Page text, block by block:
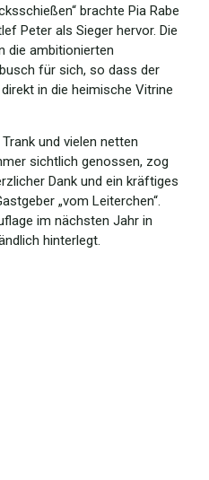
brachte Pia Rabe
Peter als Sieger hervor. Die
die ambitionierten
für sich, so dass der
in die heimische Vitrine
und vielen netten
sichtlich genossen, zog
Dank und ein kräftiges
„vom Leiterchen“.
im nächsten Jahr in
hinterlegt.